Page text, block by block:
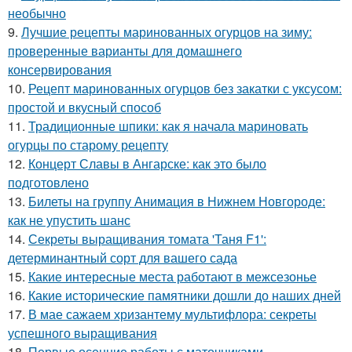
необычно
9. Лучшие рецепты маринованных огурцов на зиму:
проверенные варианты для домашнего
консервирования
10. Рецепт маринованных огурцов без закатки с уксусом:
простой и вкусный способ
11. Традиционные шпики: как я начала мариновать
огурцы по старому рецепту
12. Концерт Славы в Ангарске: как это было
подготовлено
13. Билеты на группу Анимация в Нижнем Новгороде:
как не упустить шанс
14. Секреты выращивания томата 'Таня F1':
детерминантный сорт для вашего сада
15. Какие интересные места работают в межсезонье
16. Какие исторические памятники дошли до наших дней
17. В мае сажаем хризантему мультифлора: секреты
успешного выращивания